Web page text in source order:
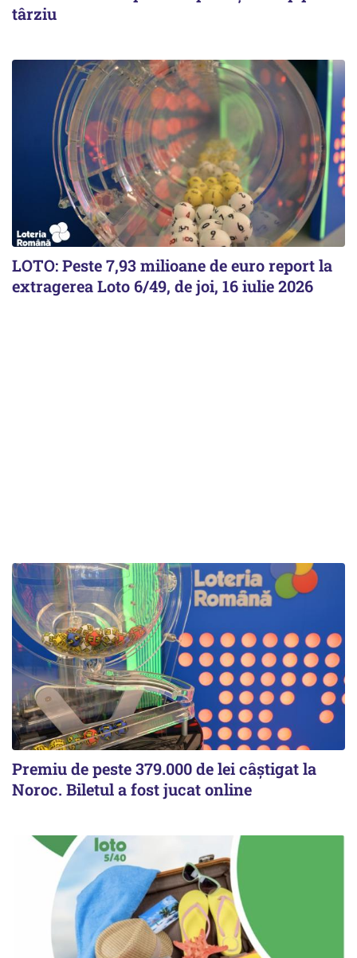
târziu
LOTO: Peste 7,93 milioane de euro report la
extragerea Loto 6/49, de joi, 16 iulie 2026
Premiu de peste 379.000 de lei câștigat la
Noroc. Biletul a fost jucat online